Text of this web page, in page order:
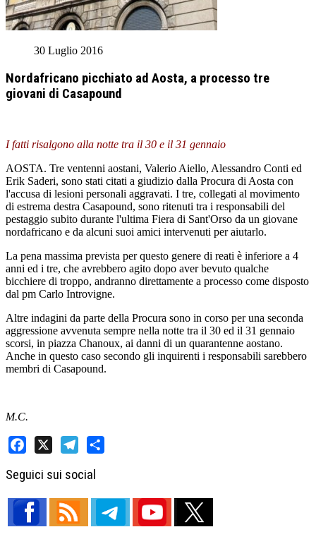
30 Luglio 2016
Nordafricano picchiato ad Aosta, a processo tre
giovani di Casapound
I fatti risalgono alla notte tra il 30 e il 31 gennaio
AOSTA. Tre ventenni aostani, Valerio Aiello, Alessandro Conti ed
Erik Saderi, sono stati citati a giudizio dalla Procura di Aosta con
l'accusa di lesioni personali aggravati. I tre, collegati al movimento
di estrema destra Casapound, sono ritenuti tra i responsabili del
pestaggio subito durante l'ultima Fiera di Sant'Orso da un giovane
nordafricano e da alcuni suoi amici intervenuti per aiutarlo.
La pena massima prevista per questo genere di reati è inferiore a 4
anni ed i tre, che avrebbero agito dopo aver bevuto qualche
bicchiere di troppo, andranno direttamente a processo come disposto
dal pm Carlo Introvigne.
Altre indagini da parte della Procura sono in corso per una seconda
aggressione avvenuta sempre nella notte tra il 30 ed il 31 gennaio
scorsi, in piazza Chanoux, ai danni di un quarantenne aostano.
Anche in questo caso secondo gli inquirenti i responsabili sarebbero
membri di Casapound.
M.C.
Seguici sui social